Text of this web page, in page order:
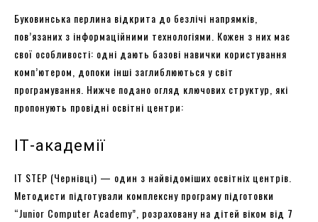
Буковинська перлина відкрита до безлічі напрямків,
пов’язаних з інформаційними технологіями. Кожен з них має
свої особливості: одні дають базові навички користування
комп’ютером, допоки інші заглиблюються у світ
програмування. Нижче подано огляд ключових структур, які
пропонують провідні освітні центри:
ІТ-академії
IT STEP (Чернівці) — один з найвідоміших освітніх центрів.
Методисти підготували комплексну програму підготовки
“Junior Computer Academy”, розраховану на дітей віком від 7